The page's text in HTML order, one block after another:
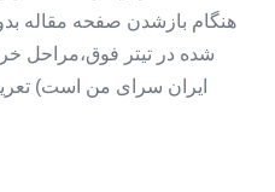
هنگام بازشدن صفحه مقاله
شده در تیتر فوق،مراحل
ایران سرای من است)